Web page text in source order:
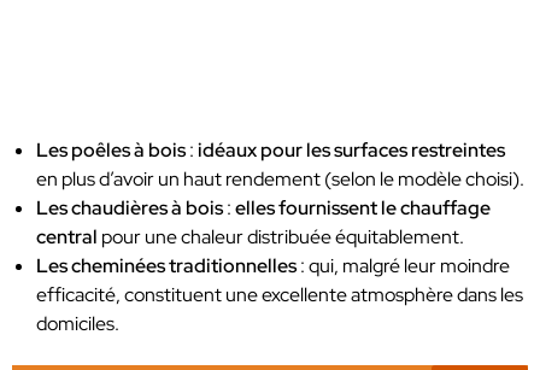
Les poêles à bois:idéaux pour les surfaces restreintes
en plus d’avoir un haut rendement (selon le modèle choisi).
Les chaudières à bois:elles fournissent le chauffage
central pour une chaleur distribuée équitablement.
Les cheminées traditionnelles: qui, malgré leur moindre
efficacité, constituent une excellente atmosphère dans les
domiciles.